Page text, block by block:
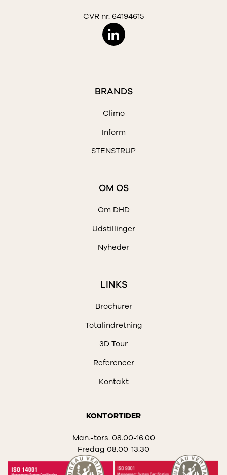
CVR nr. 64194615
BRANDS
Climo
Inform
STENSTRUP
OM OS
Om DHD
Udstillinger
Nyheder
LINKS
Brochurer
Totalindretning
3D Tour
Referencer
Kontakt
KONTORTIDER
Man.-tors. 08.00-16.00
Fredag 08.00-13.30